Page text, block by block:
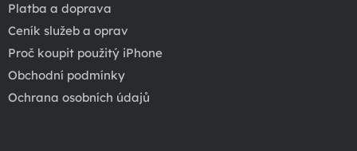
Platba a doprava
Ceník služeb a oprav
Proč koupit použitý iPhone
Obchodní podmínky
Ochrana osobních údajů